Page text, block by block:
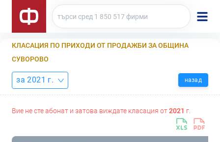
КЛАСАЦИЯ ПО ПРИХОДИ ОТ ПРОДАЖБИ ЗА ОБЩИНА
СУВОРОВО
за 2021 г. назад
Вие не сте абонат и затова виждате класация от2021 г.